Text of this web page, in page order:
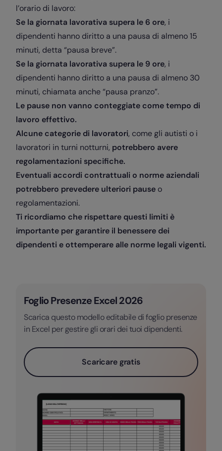
l’orario di lavoro:
Se la giornata lavorativa supera le 6 ore, i
dipendenti hanno diritto a una pausa di almeno 15
minuti, detta “pausa breve”.
Se la giornata lavorativa supera le 9 ore, i
dipendenti hanno diritto a una pausa di almeno 30
minuti, chiamata anche “pausa pranzo”.
Le pause non vanno conteggiate come tempo di
lavoro effettivo.
Alcune categorie di lavoratori, come gli autisti o i
lavoratori in turni notturni, potrebbero avere
regolamentazioni specifiche.
Eventuali accordi contrattuali o norme aziendali
potrebbero prevedere ulteriori pause o
regolamentazioni.
Ti ricordiamo che rispettare questi limiti è
importante per garantire il benessere dei
dipendenti e ottemperare alle norme legali vigenti.
Foglio Presenze Excel 2026
Scarica questo modello editabile di foglio presenze
in Excel per gestire gli orari dei tuoi dipendenti.
Scaricare gratis